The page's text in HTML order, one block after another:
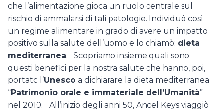
che l’alimentazione gioca un ruolo centrale sul
rischio di ammalarsi di tali patologie. Individuò così
un regime alimentare in grado di avere un impatto
positivo sulla salute dell’uomo e lo chiamò: dieta
mediterranea. Scopriamo insieme quali sono
questi benefici per la nostra salute che hanno, poi,
portato l’Unesco a dichiarare la dieta mediterranea
“Patrimonio orale e immateriale dell’Umanità”
nel 2010.
All’inizio degli anni 50, Ancel Keys viaggiò